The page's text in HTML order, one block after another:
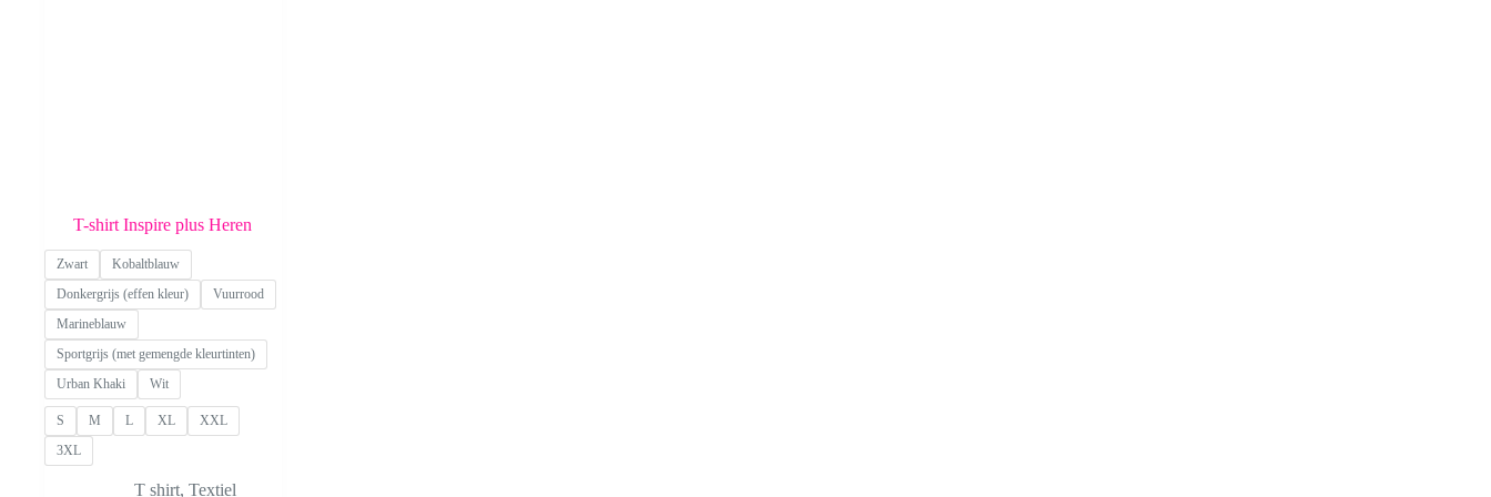
T-shirt Inspire plus Heren
Zwart
Kobaltblauw
Donkergrijs (effen kleur)
Vuurrood
Marineblauw
Sportgrijs (met gemengde kleurtinten)
Urban Khaki
Wit
S M L XL
XXL
3XL
T shirt, Textiel